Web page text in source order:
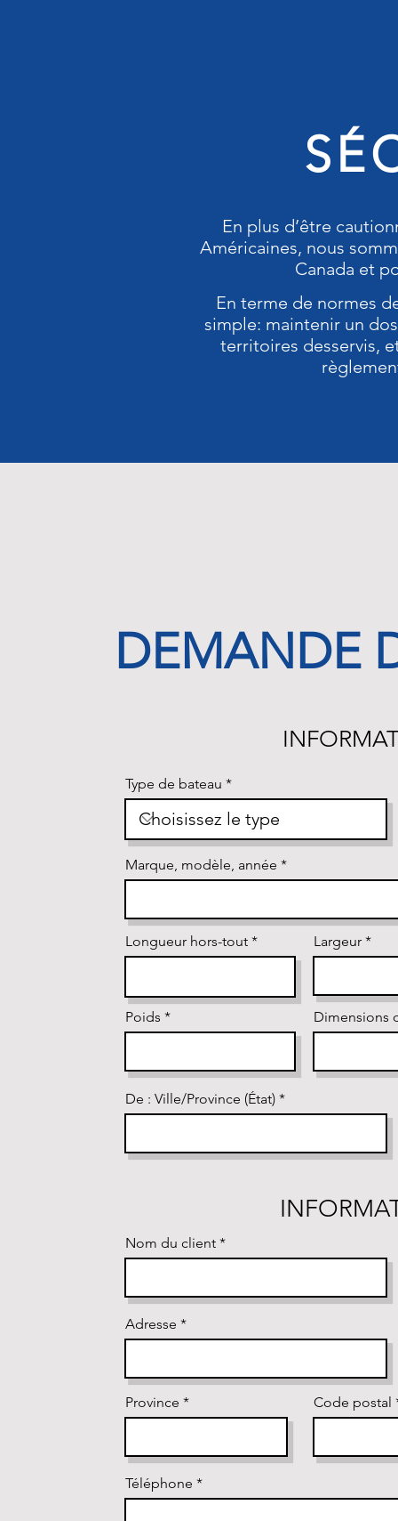
En plus d’être
Américaines, nous
Canada et
En terme de normes
simple: maintenir un
territoires desservis,
DEMANDE
Type de bateau
Marque, modèle, année
Longueur hors-tout Largeur
Poids Dimensions
De : Ville/Province (État)
Nom du client
Adresse
Province Code postal
Téléphone